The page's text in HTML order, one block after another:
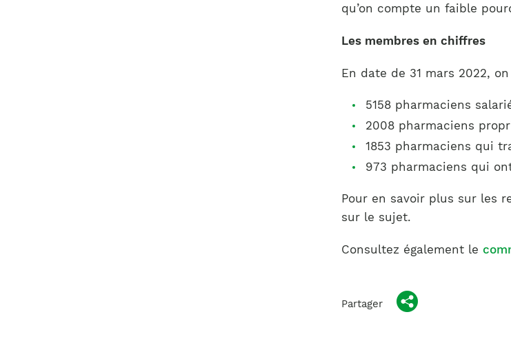
qu’on compte un faible
Les membres en chiffres
En date de 31 mars 2022,
5158 pharmaciens
2008 pharmaciens
1853 pharmaciens qui
973 pharmaciens qui
Pour en savoir plus sur les
sur le sujet.
Consultez également le
Partager